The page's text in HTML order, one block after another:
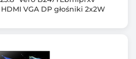
HDMI VGA DP głośniki 2x2W